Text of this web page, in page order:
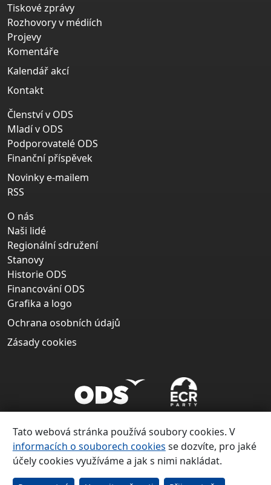
Tiskové zprávy
Rozhovory v médiích
Projevy
Komentáře
Kalendář akcí
Kontakt
Členství v ODS
Mladí v ODS
Podporovatelé ODS
Finanční příspěvek
Novinky e-mailem
RSS
O nás
Naši lidé
Regionální sdružení
Stanovy
Historie ODS
Financování ODS
Grafika a logo
Ochrana osobních údajů
Zásady cookies
Copyright ©
Tato webová stránka používá soubory cookies. V
informacích o souborech cookies se dozvíte, pro jaké
účely cookies využíváme a jak s nimi nakládat.